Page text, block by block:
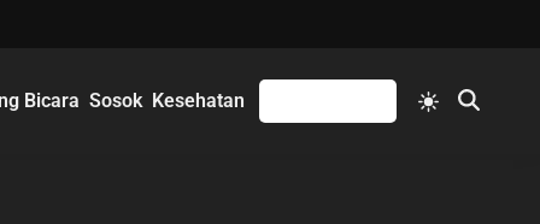
Bicara Sosok Kesehatan
Switch
to
Open